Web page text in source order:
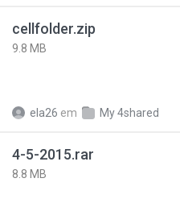
cellfolder.zip
9.8 MB
ela26 em My 4shared
4-5-2015.rar
8.8 MB